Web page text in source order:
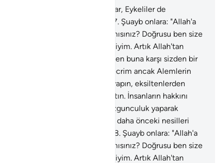
Ormanlık yerde oturanlar, Eykeliler de
177. Şuayb onlara: "Allah'a
karşı gelmekten sakınmaz mısınız? Doğrusu ben size
gönderilmiş güvenilir bir elçiyim. Artık Allah'tan
sakının ve bana itaat edin. Ben buna karşı sizden bir
ücret istemiyorum, benim ecrim ancak Alemlerin
Rabbine aittir. Ölçüyü tam yapın, eksiltenlerden
olmayın. Doğru terazi ile tartın. İnsanların hakkını
azaltmayın. Yeryüzünde bozgunculuk yaparak
karışıklık çıkarmayın. Sizi ve daha önceki nesilleri
178. Şuayb onlara: "Allah'a
karşı gelmekten sakınmaz mısınız? Doğrusu ben size
gönderilmiş güvenilir bir elçiyim. Artık Allah'tan